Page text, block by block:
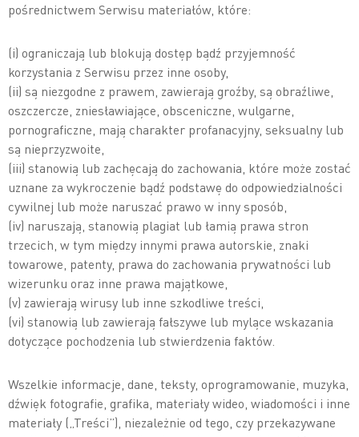
pośrednictwem Serwisu materiałów, które:
(i) ograniczają lub blokują dostęp bądź przyjemność
korzystania z Serwisu przez inne osoby,
(ii) są niezgodne z prawem, zawierają groźby, są obraźliwe,
oszczercze, zniesławiające, obsceniczne, wulgarne,
pornograficzne, mają charakter profanacyjny, seksualny lub
są nieprzyzwoite,
(iii) stanowią lub zachęcają do zachowania, które może zostać
uznane za wykroczenie bądź podstawę do odpowiedzialności
cywilnej lub może naruszać prawo w inny sposób,
(iv) naruszają, stanowią plagiat lub łamią prawa stron
trzecich, w tym między innymi prawa autorskie, znaki
towarowe, patenty, prawa do zachowania prywatności lub
wizerunku oraz inne prawa majątkowe,
(v) zawierają wirusy lub inne szkodliwe treści,
(vi) stanowią lub zawierają fałszywe lub mylące wskazania
dotyczące pochodzenia lub stwierdzenia faktów.
Wszelkie informacje, dane, teksty, oprogramowanie, muzyka,
dźwięk fotografie, grafika, materiały wideo, wiadomości i inne
materiały („Treści”), niezależnie od tego, czy przekazywane